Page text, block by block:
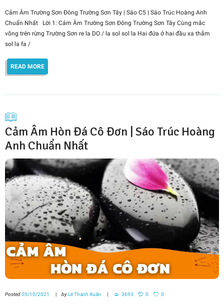
Cảm Âm Trường Sơn Đông Trường Sơn Tây | Sáo C5 | Sáo Trúc Hoàng Anh
Chuẩn Nhất Lời 1: Cảm Âm Trường Sơn Đông Trường Sơn Tây Cùng mắc
võng trên rừng Trường Sơn re la DO / la sol sol la Hai đứa ở hai đầu xa thẳm
sol la fa /
READ MORE
Cảm Âm Hòn Đá Cô Đơn | Sáo Trúc Hoàng
Anh Chuẩn Nhất
Posted05/10/2021 byLê Thanh Xuân 3693 0 0